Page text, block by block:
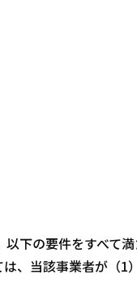
下の要件をすべて
、当該事業者が（1